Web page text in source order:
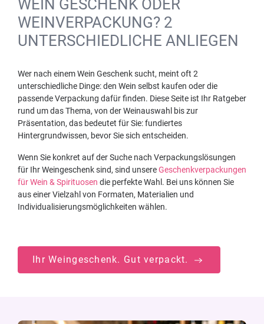
WEIN GESCHENK ODER
WEINVERPACKUNG? 2
UNTERSCHIEDLICHE ANLIEGEN
Wer nach einem Wein Geschenk sucht, meint oft 2
unterschiedliche Dinge: den Wein selbst kaufen oder die
passende Verpackung dafür finden. Diese Seite ist Ihr Ratgeber
rund um das Thema, von der Weinauswahl bis zur
Präsentation, das bedeutet für Sie: fundiertes
Hintergrundwissen, bevor Sie sich entscheiden.
Wenn Sie konkret auf der Suche nach Verpackungslösungen
für Ihr Weingeschenk sind, sind unsereGeschenkverpackungen
für Wein & Spirituosen die perfekte Wahl. Bei uns können Sie
aus einer Vielzahl von Formaten, Materialien und
Individualisierungsmöglichkeiten wählen.
Ihr Weingeschenk. Gut verpackt.